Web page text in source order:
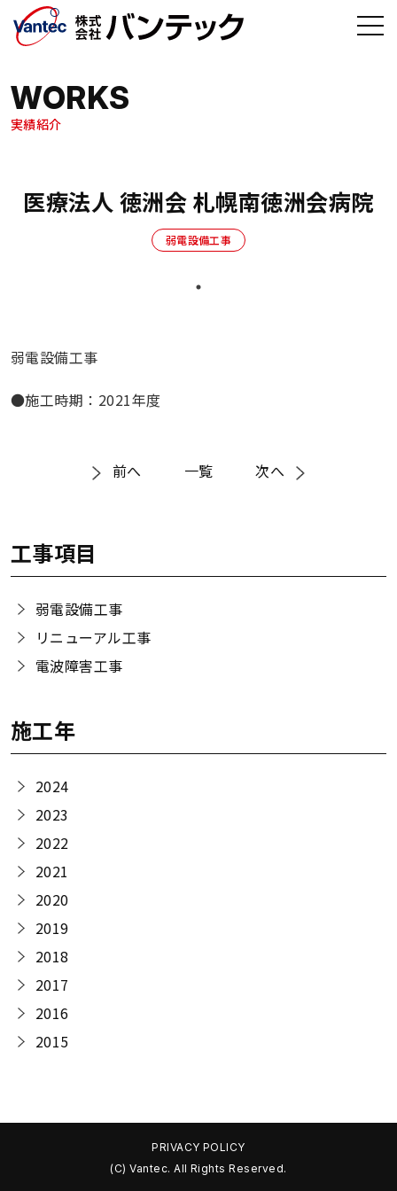
メインコンテンツへ移動
WORKS
実績紹介
医療法人 徳洲会 札幌南徳洲会病院
弱電設備工事
弱電設備工事
●施工時期：2021年度
前へ 一覧 次へ
工事項目
弱電設備工事
リニューアル工事
電波障害工事
施工年
2024
2023
2022
2021
2020
2019
2018
2017
2016
2015
PRIVACY POLICY
(C) Vantec. All Rights Reserved.